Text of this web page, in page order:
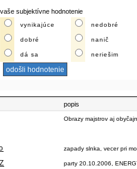
vaše subjektívne hodnotenie
vynikajúce nedobré
dobré nanič
dá sa neriešim
popis
Obrazy majstrov aj
zapady slnka, vecer pri
party 20.10.2006,